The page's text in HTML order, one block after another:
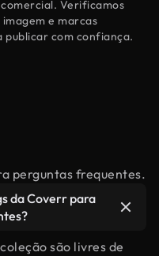
Verificamos
e marcas
publicar com confiança.
perguntas frequentes.
da Coverr para
são livres de